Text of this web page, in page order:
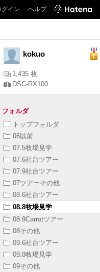
グイン ヘルプ
kokuo
1,435 枚
DSC-RX100
フォルダ
トップフォルダ
06以前
07.5牧場見学
07.6社台ツアー
07.9社台ツアー
07ツアーその他
08.6社台ツアー
08.8牧場見学
08.9Carrotツアー
08その他
09.6社台ツアー
09.8牧場見学
09その他